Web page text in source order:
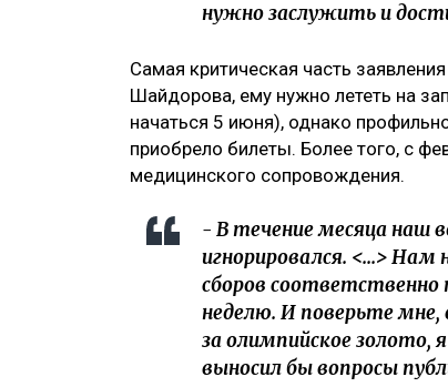
нужно заслужить и
Самая критическая часть
Шайдорова, ему нужно лететь на
начаться 5 июня), однако
приобрело билеты. Более того, с
медицинского сопровождения.
- В течение месяца наш
игнорировался. <...>
сборов соответственно
неделю. И поверьте
за олимпийское золото,
выносил бы вопросы